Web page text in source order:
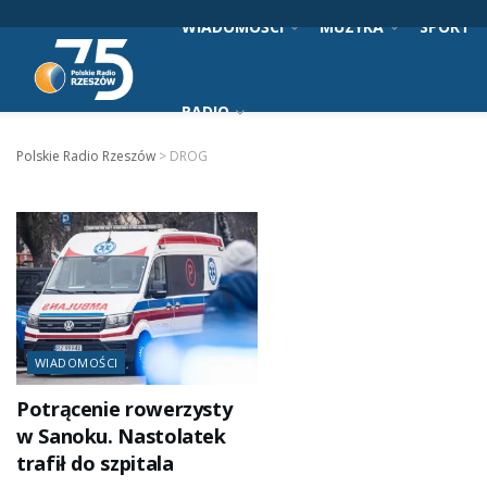
WIADOMOŚCI MUZYKA SPORT
RADIO
Polskie Radio Rzeszów > DROG
WIADOMOŚCI
Potrącenie rowerzysty
w Sanoku. Nastolatek
trafił do szpitala